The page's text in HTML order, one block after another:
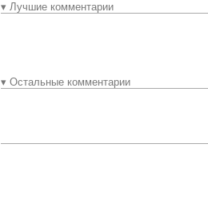
▾ Лучшие комментарии
▾ Остальные комментарии